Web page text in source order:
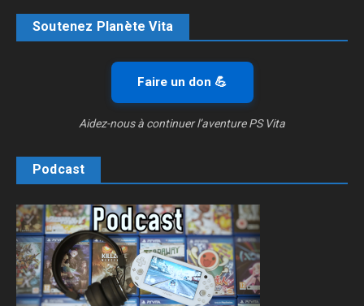
Soutenez Planète Vita
Faire un don 💪
Aidez-nous à continuer l’aventure PS Vita
Podcast